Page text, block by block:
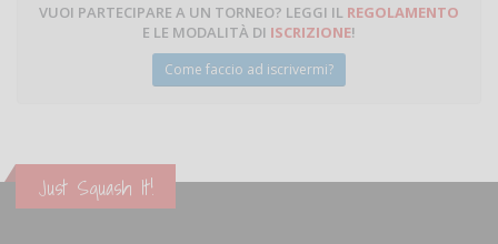
VUOI PARTECIPARE A UN TORNEO? LEGGI IL REGOLAMENTO
E LE MODALITÀ DI ISCRIZIONE!
Come faccio ad iscrivermi?
Just Squash It!